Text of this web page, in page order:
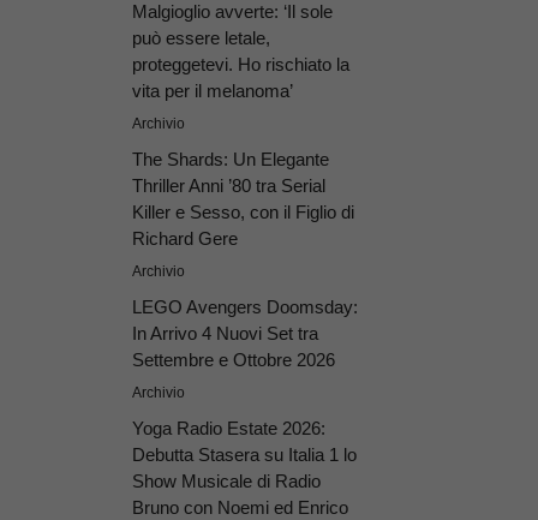
Malgioglio avverte: ‘Il sole
può essere letale,
proteggetevi. Ho rischiato la
vita per il melanoma’
Archivio
The Shards: Un Elegante
Thriller Anni ’80 tra Serial
Killer e Sesso, con il Figlio di
Richard Gere
Archivio
LEGO Avengers Doomsday:
In Arrivo 4 Nuovi Set tra
Settembre e Ottobre 2026
Archivio
Yoga Radio Estate 2026:
Debutta Stasera su Italia 1 lo
Show Musicale di Radio
Bruno con Noemi ed Enrico